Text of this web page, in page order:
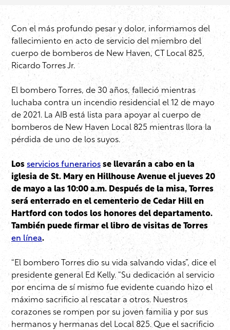
Con el más profundo pesar y dolor, informamos del
fallecimiento en acto de servicio del miembro del
cuerpo de bomberos de New Haven, CT Local 825,
Ricardo Torres Jr.
El bombero Torres, de 30 años, falleció mientras
luchaba contra un incendio residencial el 12 de mayo
de 2021. La AIB está lista para apoyar al cuerpo de
bomberos de New Haven Local 825 mientras llora la
pérdida de uno de los suyos.
Los servicios funerarios se llevarán a cabo en la
iglesia de St. Mary en Hillhouse Avenue el jueves 20
de mayo a las 10:00 a.m. Después de la misa, Torres
será enterrado en el cementerio de Cedar Hill en
Hartford con todos los honores del departamento.
También puede firmar el libro de visitas de Torres
en línea.
“El bombero Torres dio su vida salvando vidas”, dice el
presidente general Ed Kelly. “Su dedicación al servicio
por encima de sí mismo fue evidente cuando hizo el
máximo sacrificio al rescatar a otros. Nuestros
corazones se rompen por su joven familia y por sus
hermanos y hermanas del Local 825. Que el sacrificio